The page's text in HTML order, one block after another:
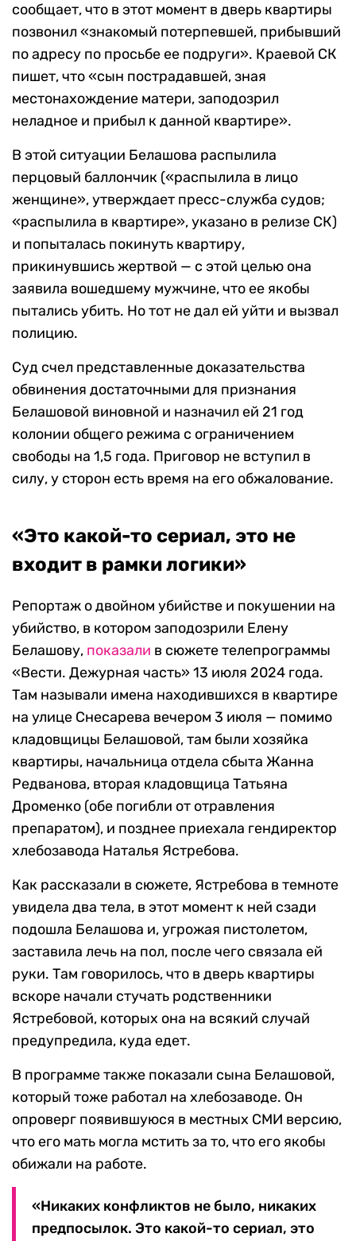
сообщает, что в этот момент в дверь квартиры
позвонил «знакомый потерпевшей, прибывший
по адресу по просьбе ее подруги». Краевой СК
пишет, что «сын пострадавшей, зная
местонахождение матери, заподозрил
неладное и прибыл к данной квартире».
В этой ситуации Белашова распылила
перцовый баллончик («распылила в лицо
женщине», утверждает пресс-служба судов;
«распылила в квартире», указано в релизе СК)
и попыталась покинуть квартиру,
прикинувшись жертвой — с этой целью она
заявила вошедшему мужчине, что ее якобы
пытались убить. Но тот не дал ей уйти и вызвал
полицию.
Суд счел представленные доказательства
обвинения достаточными для признания
Белашовой виновной и назначил ей 21 год
колонии общего режима с ограничением
свободы на 1,5 года. Приговор не вступил в
силу, у сторон есть время на его обжалование.
«Это какой-то сериал, это не
входит в рамки логики»
Репортаж о двойном убийстве и покушении на
убийство, в котором заподозрили Елену
Белашову, показали в сюжете телепрограммы
«Вести. Дежурная часть» 13 июля 2024 года.
Там называли имена находившихся в квартире
на улице Снесарева вечером 3 июля — помимо
кладовщицы Белашовой, там были хозяйка
квартиры, начальница отдела сбыта Жанна
Редванова, вторая кладовщица Татьяна
Дроменко (обе погибли от отравления
препаратом), и позднее приехала гендиректор
хлебозавода Наталья Ястребова.
Как рассказали в сюжете, Ястребова в темноте
увидела два тела, в этот момент к ней сзади
подошла Белашова и, угрожая пистолетом,
заставила лечь на пол, после чего связала ей
руки. Там говорилось, что в дверь квартиры
вскоре начали стучать родственники
Ястребовой, которых она на всякий случай
предупредила, куда едет.
В программе также показали сына Белашовой,
который тоже работал на хлебозаводе. Он
опроверг появившуюся в местных СМИ версию,
что его мать могла мстить за то, что его якобы
обижали на работе.
«Никаких конфликтов не было, никаких
предпосылок. Это какой-то сериал, это